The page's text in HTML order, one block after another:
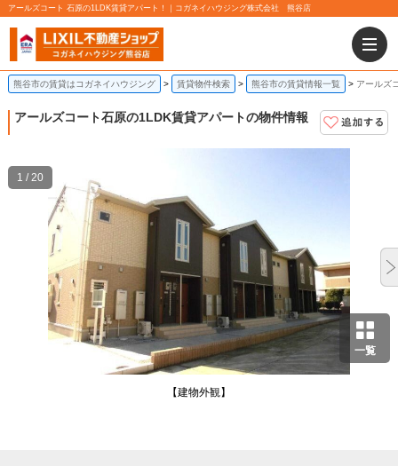
アールズコート 石原の1LDK賃貸アパート！｜コガネイハウジング株式会社 熊谷店
熊谷市の賃貸はコガネイハウジング 賃貸物件検索 熊谷市の賃貸情報一覧 アールズ
アールズコート石原の1LDK賃貸アパートの物件情報
一覧
【建物外観】
1 / 20